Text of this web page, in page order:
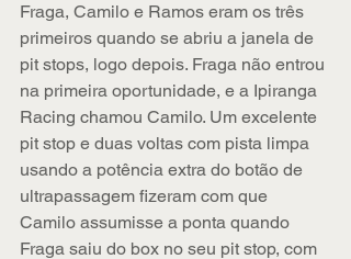
Fraga, Camilo e Ramos eram os três
primeiros quando se abriu a janela de
pit stops, logo depois. Fraga não entrou
na primeira oportunidade, e a Ipiranga
Racing chamou Camilo. Um excelente
pit stop e duas voltas com pista limpa
usando a potência extra do botão de
ultrapassagem fizeram com que
Camilo assumisse a ponta quando
Fraga saiu do box no seu pit stop, com